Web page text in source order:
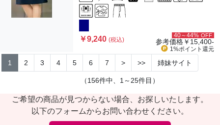
￥9,240(税込)
40～44% OFF
参考価格￥15,400-
1%ポイント 還元
1 2 3 4 5 6 7 > >> 姉妹サイト
（156件中、1～25件目）
ご希望の商品が見つからない場合、お探しいたします。
以下のフォームからお問い合わせください。